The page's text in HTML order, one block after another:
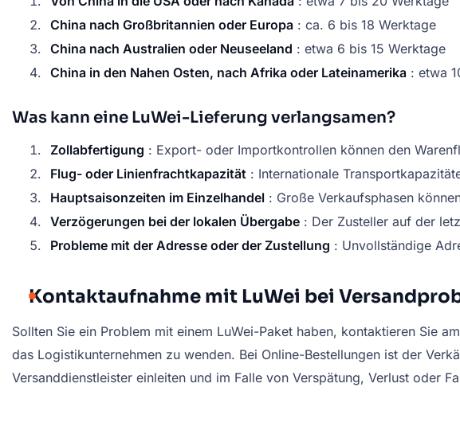
China nach Großbritannien oder Europa : ca. 6 bis 18 Werktage
China nach Australien oder Neuseeland : etwa 6 bis 15 Werktage
China in den Nahen Osten, nach Afrika oder Lateinamerika : etwa
Was kann eine LuWei-Lieferung verlangsamen?
Zollabfertigung : Export- oder Importkontrollen können den
Flug- oder Linienfrachtkapazität : Internationale
Hauptsaisonzeiten im Einzelhandel : Große Verkaufsphasen
Verzögerungen bei der lokalen Übergabe : Der Zusteller auf der
Probleme mit der Adresse oder der Zustellung : Unvollständige
Kontaktaufnahme mit LuWei bei
Sollten Sie ein Problem mit einem LuWei-Paket haben, kontaktieren Sie
das Logistikunternehmen zu wenden. Bei Online-Bestellungen ist der
Versanddienstleister einleiten und im Falle von Verspätung, Verlust oder